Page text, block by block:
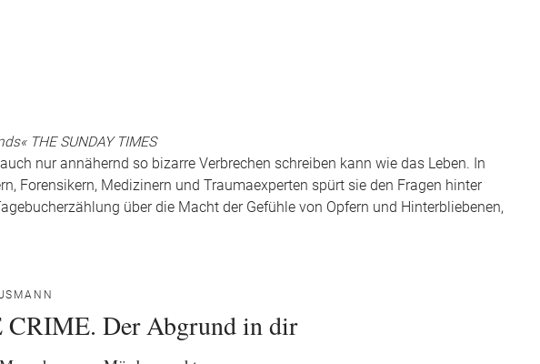
THE SUNDAY TIMES
nur annähernd so bizarre Verbrechen schreiben kann wie das Leben. In
Forensikern, Medizinern und Traumaexperten spürt sie den Fragen hinter
über die Macht der Gefühle von Opfern und Hinterbliebenen,
CRIME. Der Abgrund in dir